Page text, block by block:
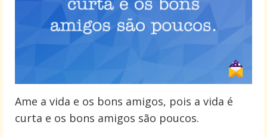
Ame a vida e os bons amigos, pois a vida é
curta e os bons amigos são poucos.